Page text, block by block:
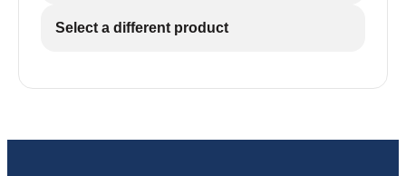
Select a different product